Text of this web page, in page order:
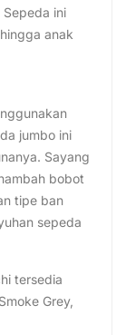
ini
anak
jumbo ini
Sayang
bobot
tipe ban
sepeda
tersedia
Grey,